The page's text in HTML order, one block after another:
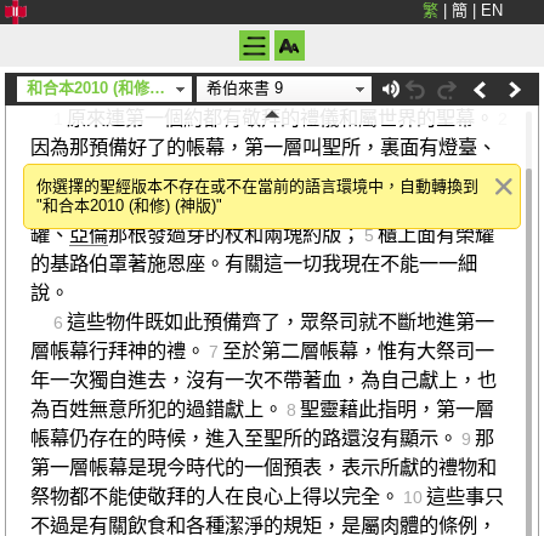
繁 簡 EN
和合本2010 (和修) (神版) 希伯來書 9
希伯來書 9
地上和天上的聖所
原來連第一個約都有敬拜的禮儀和屬世界的聖幕。
因為那預備好了的帳幕，第一層叫聖所，裏面有燈臺、
供桌和供餅。 3第二層幔子後又有一層帳幕，叫至聖
所，4有金香壇和四周包金的約櫃，櫃裏有盛嗎哪的金
罐、亞倫那根發過芽的杖和兩塊約版；5櫃上面有榮耀
的基路伯罩著施恩座。有關這一切我現在不能一一細
說。
6 這些物件既如此預備齊了，眾祭司就不斷地進第一
層帳幕行拜神的禮。 7 至於第二層帳幕，惟有大祭司一
年一次獨自進去，沒有一次不帶著血，為自己獻上，也
為百姓無意所犯的過錯獻上。 8 聖靈藉此指明，第一層
帳幕仍存在的時候，進入至聖所的路還沒有顯示。 9 那
第一層帳幕是現今時代的一個預表，表示所獻的禮物和
祭物都不能使敬拜的人在良心上得以完全。 10 這些事只
不過是有關飲食和各種潔淨的規矩，是屬肉體的條例，
你選擇的聖經版本不存在或不在當前的語言環境中，自動轉換到
"和合本2010 (和修) (神版)"